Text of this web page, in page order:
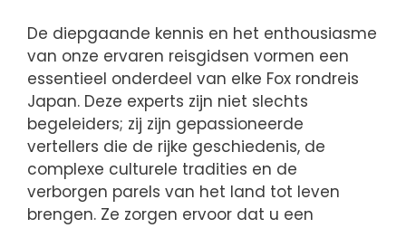
De diepgaande kennis en het enthousiasme
van onze ervaren reisgidsen vormen een
essentieel onderdeel van elke Fox rondreis
Japan. Deze experts zijn niet slechts
begeleiders; zij zijn gepassioneerde
vertellers die de rijke geschiedenis, de
complexe culturele tradities en de
verborgen parels van het land tot leven
brengen. Ze zorgen ervoor dat u een